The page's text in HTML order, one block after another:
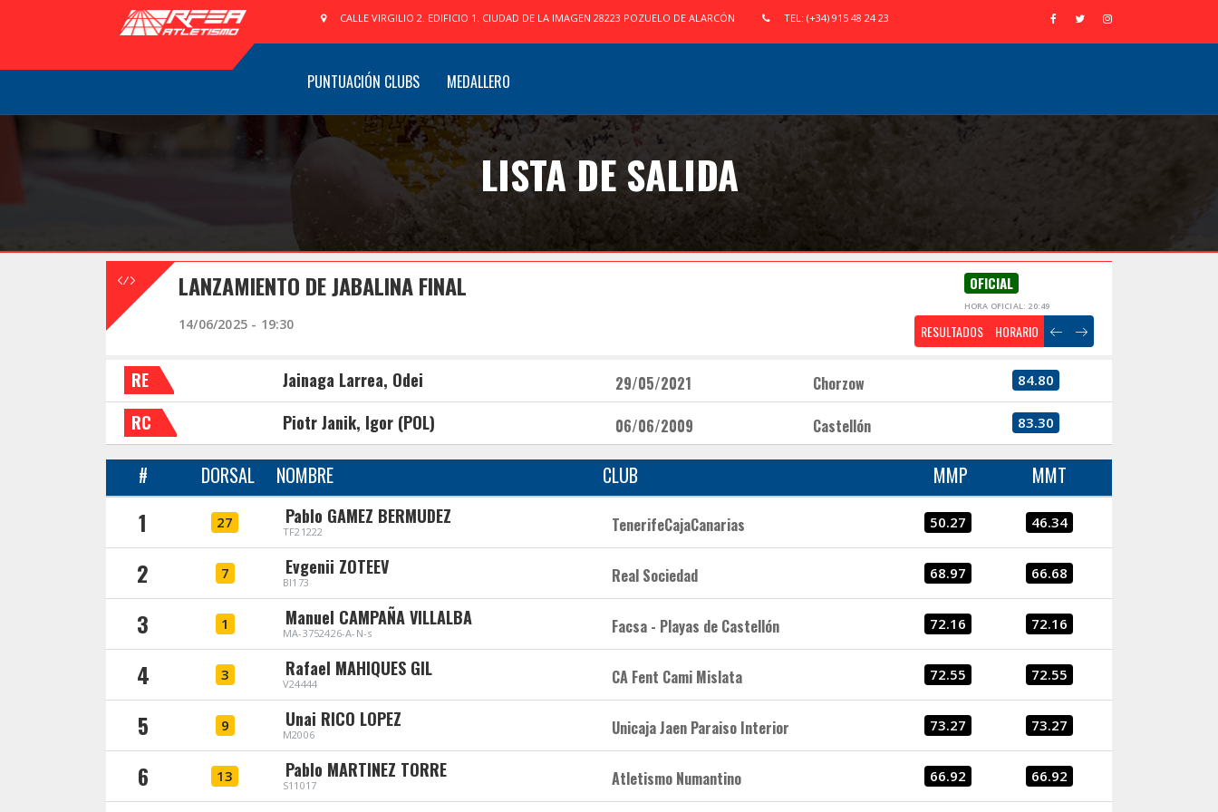
CALLE VIRGILIO 2. EDIFICIO 1. CIUDAD DE LA IMAGEN 28223 POZUELO DE ALARCÓN TEL: (+34) 915 48 24 23
PUNTUACIÓN CLUBS MEDALLERO
LISTA DE SALIDA
LANZAMIENTO DE JABALINA FINAL OFICIAL
HORA OFICIAL: 20:49
14/06/2025 - 19:30 RESULTADOS HORARIO
RE Jainaga Larrea, Odei 29/05/2021 Chorzow 84.80
RC Piotr Janik, Igor (POL) 06/06/2009 Castellón 83.30
# DORSAL NOMBRE CLUB MMP MMT
1 27 Pablo GAMEZ BERMUDEZ
TF21222 TenerifeCajaCanarias 50.27 46.34
2 7 Evgenii ZOTEEV
BI173 Real Sociedad 68.97 66.68
3 1 Manuel CAMPAÑA VILLALBA
MA-3752426-A-N-s Facsa - Playas de Castellón 72.16 72.16
4 3 Rafael MAHIQUES GIL
V24444 CA Fent Cami Mislata 72.55 72.55
5 9 Unai RICO LOPEZ
M2006 Unicaja Jaen Paraiso Interior 73.27 73.27
6 13 Pablo MARTINEZ TORRE
S11017 Atletismo Numantino 66.92 66.92